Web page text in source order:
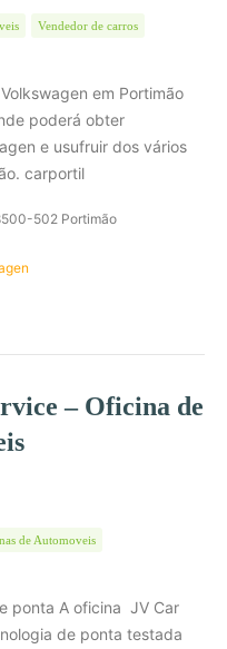
Vendedor de carros
em Portimão
poderá obter
e usufruir dos vários
carportil
502 Portimão
– Oficina de
de Automoveis
ponta A oficina JV Car
de ponta testada